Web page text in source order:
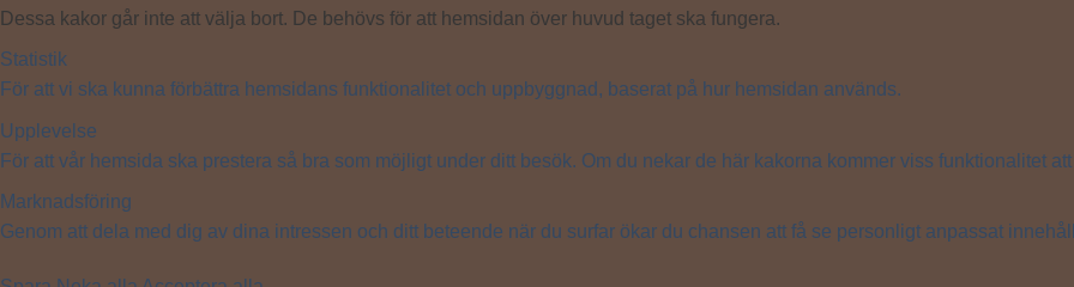
Dessa kakor går inte att välja bort. De behövs för att hemsidan över huvud taget ska fungera.
Statistik
För att vi ska kunna förbättra hemsidans funktionalitet och uppbyggnad, baserat på hur hemsidan används.
Upplevelse
För att vår hemsida ska prestera så bra som möjligt under ditt besök. Om du nekar de här kakorna kommer viss funktionalitet
Marknadsföring
Genom att dela med dig av dina intressen och ditt beteende när du surfar ökar du chansen att få se personligt anpassat